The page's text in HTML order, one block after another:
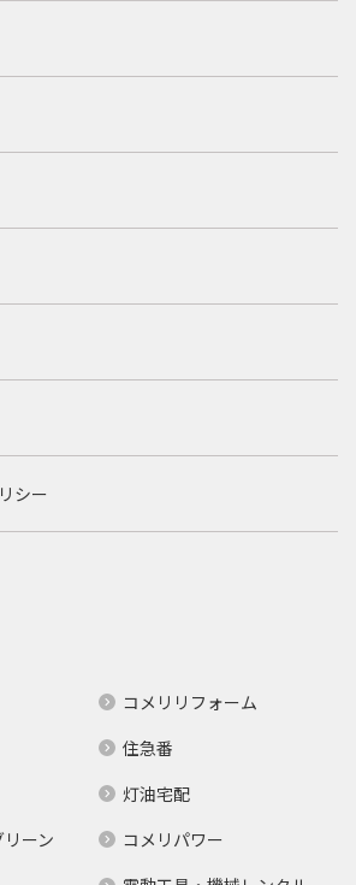
シー
コメリリフォーム
住急番
灯油宅配
ーン
コメリパワー